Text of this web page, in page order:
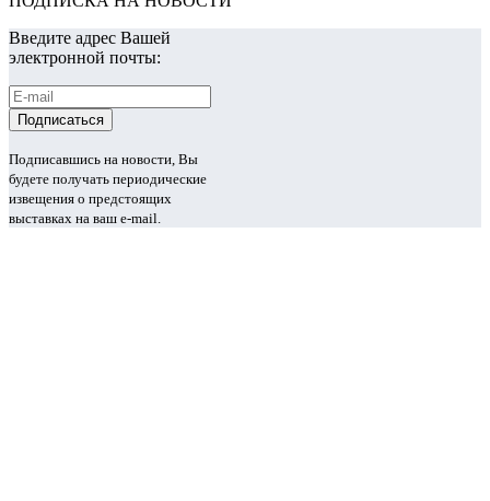
Введите адрес Вашей
электронной почты:
Подписавшись на новости, Вы
будете получать периодические
извещения о предстоящих
выставках на ваш e-mail.